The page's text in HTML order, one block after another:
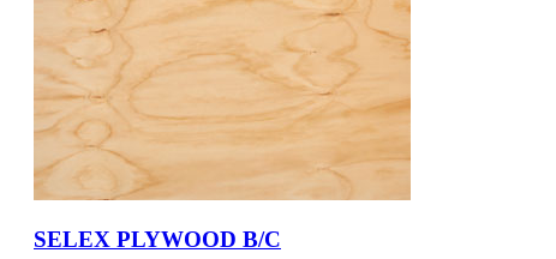
SELEX PLYWOOD B/C